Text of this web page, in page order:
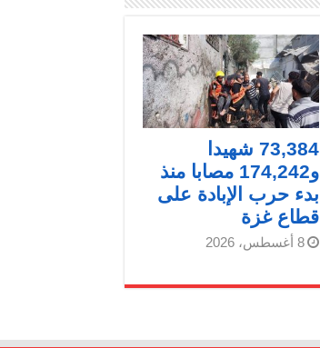
73,384 شهيدا
و174,242 مصابا منذ
بدء حرب الإبادة على
قطاع غزة
8 أغسطس، 2026